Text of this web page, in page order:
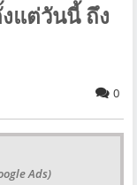
แต่วันนี้ ถึง
0
Ads)